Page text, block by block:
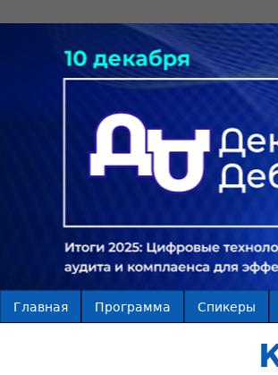
Главная Программа Спикеры